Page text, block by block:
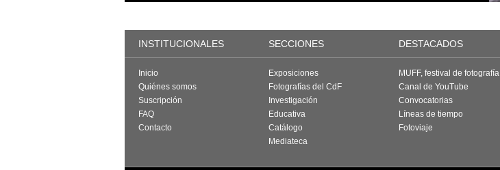
INSTITUCIONALES SECCIONES DESTACADOS
Inicio
Quiénes somos
Suscripción
FAQ
Contacto
Exposiciones
Fotografías del CdF
Investigación
Educativa
Catálogo
Mediateca
MUFF, festival de fotografía
Canal de YouTube
Convocatorias
Líneas de tiempo
Fotoviaje